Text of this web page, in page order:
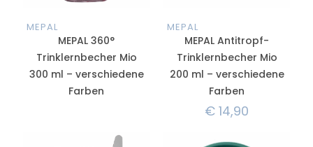
MEPAL
MEPAL 360°
Trinklernbecher Mio
300 ml – verschiedene
Farben
MEPAL
MEPAL Antitropf-
Trinklernbecher Mio
200 ml – verschiedene
Farben
€ 14,90